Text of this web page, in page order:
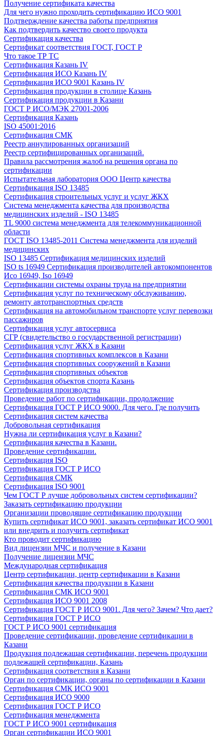
Получение сертификата качества
Для чего нужно проходить сертификацию ИСО 9001
Подтверждение качества работы предприятия
Как подтвердить качество своего продукта
Сертификация качества
Сертификат соответствия ГОСТ, ГОСТ Р
Что такое ТР ТС
Сертификация Казань IV
Сертификация ИСО Казань IV
Сертификация ИСО 9001 Казань IV
Сертификация продукции в столице Казань
Сертификация продукции в Казани
ГОСТ Р ИСО/МЭК 27001-2006
Сертификация Казань
ISO 45001:2016
Сертификация СМК
Реестр аннулированных организаций
Реестр сертифицированных организаций.
Правила рассмотрения жалоб на решения органа по
сертификации
Испытательная лаборатория ООО Центр качества
Сертификация ISO 13485
Сертификация строительных услуг и услуг ЖКХ
Система менеджмента качества для производства
медицинских изделий - ISO 13485
TL 9000 система менеджмента для телекоммуникационной
области
ГОСТ ISO 13485-2011 Система менеджмента для изделий
медицинских
ISO 13485 Сертификация медицинских изделий
ISO ts 16949 Сертификация производителей автокомпонентов
Исо 16949, Iso 16949
Сертификации системы охраны труда на предприятии
Сертификация услуг по техническому обслуживанию,
ремонту автотранспортных средств
Сертификация на автомобильном транспорте услуг перевозки
пассажиров
Сертификация услуг автосервиса
СГР (свидетельство о государственной регистрации)
Сертификация услуг ЖКХ в Казани
Сертификация спортивных комплексов в Казани
Сертификация спортивных сооружений в Казани
Сертификация спортивных объектов
Сертификация объектов спорта Казань
Сертификация производства
Проведение работ по сертификации, продолжение
Сертификация ГОСТ Р ИСО 9000. Для чего. Где получить
Сертификация систем качества
Добровольная сертификация
Нужна ли сертификация услуг в Казани?
Сертификация качества в Казани.
Проведение сертификации.
Сертификация ISO
Сертификация ГОСТ Р ИСО
Сертификация СМК
Сертификация ISO 9001
Чем ГОСТ Р лучше добровольных систем сертификации?
Заказать сертификацию продукции
Организации проводящие сертификацию продукции
Купить сертификат ИСО 9001, заказать сертификат ИСО 9001
или внедрить и получить сертификат
Кто проводит сертификацию
Вид лицензии МЧС и получение в Казани
Получение лицензии МЧС
Международная сертификация
Центр сертификации, центр сертификации в Казани
Сертификация качества продукции в Казани
Сертификация СМК ИСО 9001
Сертификация ИСО 9001 2008
Сертификация ГОСТ Р ИСО 9001. Для чего? Зачем? Что дает?
Сертификация ГОСТ Р ИСО
ГОСТ Р ИСО 9001 сертификация
Проведение сертификации, проведение сертификации в
Казани
Продукция подлежащая сертификации, перечень продукции
подлежащей сертификации, Казань
Сертификация соответствия в Казани
Орган по сертификации, органы по сертификации в Казани
Сертификация СМК ИСО 9001
Сертификация ИСО 9000
Сертификация ГОСТ Р ИСО
Сертификация менеджмента
ГОСТ Р ИСО 9001 сертификация
Орган сертификации ИСО 9001